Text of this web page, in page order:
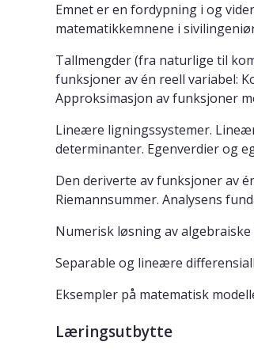
Emnet er en fordypning i og
matematikkemnene i
Tallmengder (fra naturlige til
funksjoner av én reell variabel:
Approksimasjon av funksjoner
Lineære ligningssystemer.
determinanter. Egenverdier og
Den deriverte av funksjoner av
Riemannsummer. Analysens
Numerisk løsning av
Separable og lineære
Eksempler på matematisk
Læringsutbytte